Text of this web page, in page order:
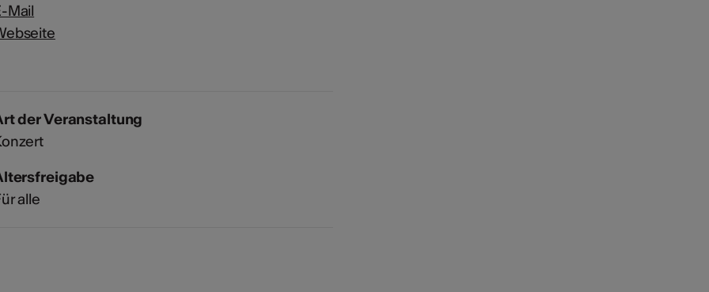
Mail
der Veranstaltung
alle